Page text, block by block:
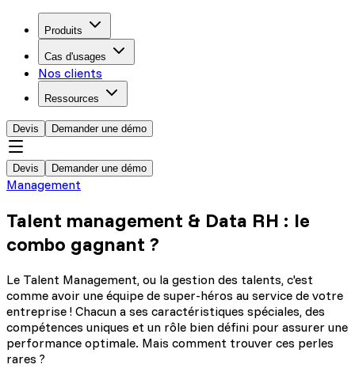
Produits
Cas d'usages
Nos clients
Ressources
Devis Demander une démo
Devis Demander une démo
Management
Talent management & Data RH : le
combo gagnant ?
Le Talent Management, ou la gestion des talents, c'est
comme avoir une équipe de super-héros au service de votre
entreprise ! Chacun a ses caractéristiques spéciales, des
compétences uniques et un rôle bien défini pour assurer une
performance optimale. Mais comment trouver ces perles
rares ?